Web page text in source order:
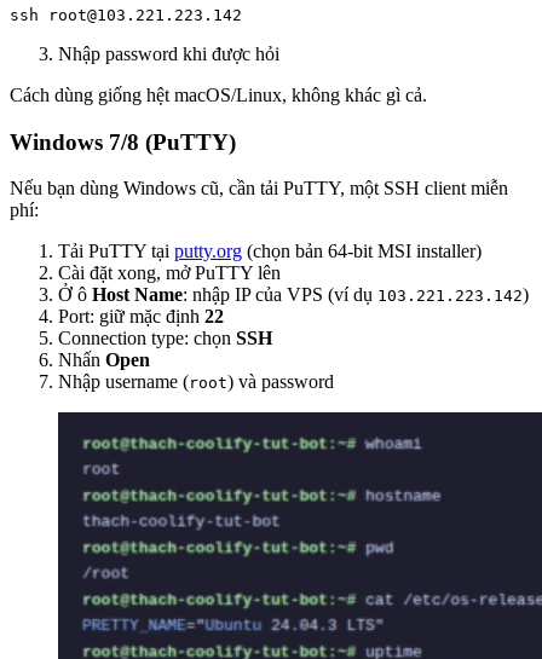
ssh root@103.221.223.142
Nhập password khi được hỏi
Cách dùng giống hệt macOS/Linux, không khác gì cả.
Windows 7/8 (PuTTY)
Nếu bạn dùng Windows cũ, cần tải PuTTY, một SSH client miễn
phí:
Tải PuTTY tại putty.org (chọn bản 64-bit MSI installer)
Cài đặt xong, mở PuTTY lên
Ở ô Host Name: nhập IP của VPS (ví dụ 103.221.223.142)
Port: giữ mặc định 22
Connection type: chọn SSH
Nhấn Open
Nhập username (root) và password